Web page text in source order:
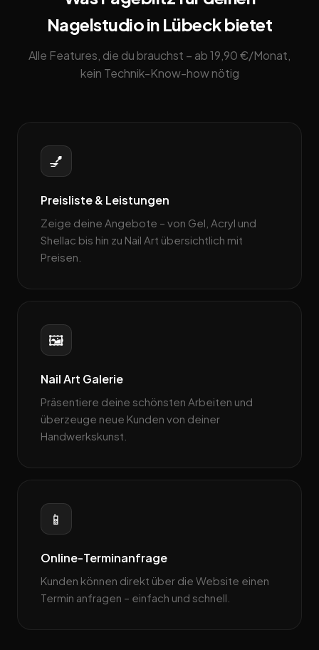
Nagelstudio in Lübeck bietet
Alle Features, die du brauchst – ab 19,90 €/Monat,
kein Technik-Know-how nötig
💅
Preisliste & Leistungen
Zeige deine Angebote – von Gel, Acryl und
Shellac bis hin zu Nail Art übersichtlich mit
Preisen.
🖼️
Nail Art Galerie
Präsentiere deine schönsten Arbeiten und
überzeuge neue Kunden von deiner
Handwerkskunst.
📱
Online-Terminanfrage
Kunden können direkt über die Website einen
Termin anfragen – einfach und schnell.